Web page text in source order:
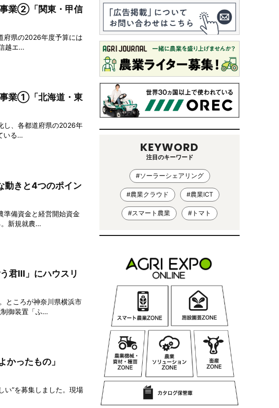
事業➁「関東・甲信
府県の2026年度予算には
越エ…
事業➀「北海道・東
し、各都道府県の2026年
いる…
動きと4つのポイン
準備資金と経営開始資金
。新規就農…
君Ⅲ」にハウスリ
ところが神奈川県横浜市
御装置「ふ…
ったもの」
い”を募集しました。現場
KEYWORD
注目のキーワード
#ソーラーシェアリング
#農業クラウド #農業ICT
#スマート農業 #トマト